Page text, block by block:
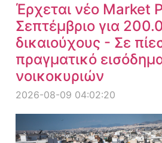
Έρχεται νέο Market
Σεπτέμβριο για
δικαιούχους - Σε
πραγματικό
νοικοκυριών
2026-08-09 04:02:20